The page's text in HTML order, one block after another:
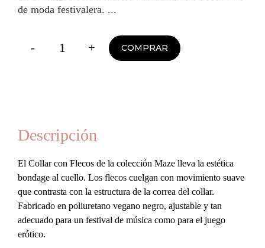
de moda festivalera.
-
Collar
+ COMPRAR
Descripción
El Collar con Flecos de la colección Maze lleva la estética
bondage al cuello. Los flecos cuelgan con movimiento suave
que contrasta con la estructura de la correa del collar.
Fabricado en poliuretano vegano negro, ajustable y tan
adecuado para un festival de música como para el juego
erótico.